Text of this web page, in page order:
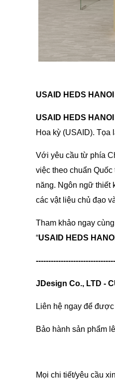
USAID HEDS
USAID HEDS
Hoa kỳ (USAID). Tọa
Với yêu cầu từ phía
việc theo chuẩn
năng. Ngôn ngữ thiết
các vật liệu chủ đạo
Tham khảo ngay
“USAID HEDS
JDesign Co., LTD -
Liên hệ ngay để
Bảo hành sản phẩm
Mọi chi tiết/yêu cầu